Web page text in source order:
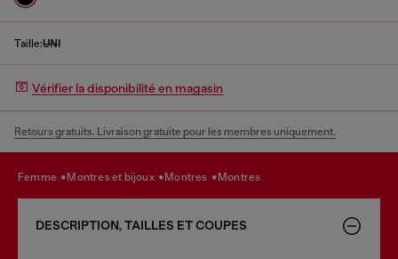
Taille:UNI
Vérifier la disponibilité en magasin
Retours gratuits. Livraison gratuite pour les membres uniquement.
femme montres et bijoux montres montres
DESCRIPTION, TAILLES ET COUPES